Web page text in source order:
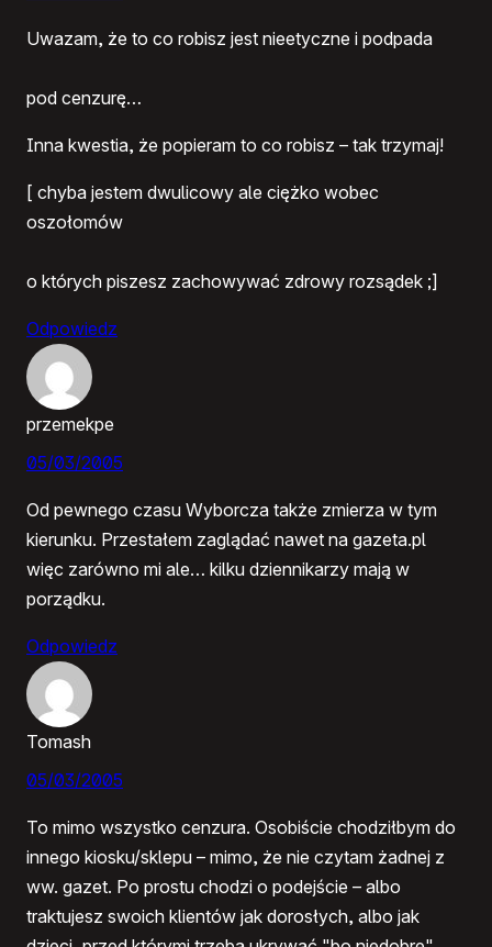
Uwazam, że to co robisz jest nieetyczne i podpada
pod cenzurę…
Inna kwestia, że popieram to co robisz – tak trzymaj!
[ chyba jestem dwulicowy ale ciężko wobec
oszołomów
o których piszesz zachowywać zdrowy rozsądek ;]
Odpowiedz
przemekpe
05/03/2005
Od pewnego czasu Wyborcza także zmierza w tym
kierunku. Przestałem zaglądać nawet na gazeta.pl
więc zarówno mi ale… kilku dziennikarzy mają w
porządku.
Odpowiedz
Tomash
05/03/2005
To mimo wszystko cenzura. Osobiście chodziłbym do
innego kiosku/sklepu – mimo, że nie czytam żadnej z
ww. gazet. Po prostu chodzi o podejście – albo
traktujesz swoich klientów jak dorosłych, albo jak